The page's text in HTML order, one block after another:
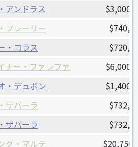
アンドラス
フレーリー
・コラス
ナー・ファレファ
・デュボン
ザバーラ
ザバーラ
グ・マルテ